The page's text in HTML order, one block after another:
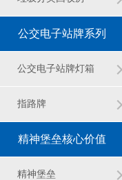
公交电子站牌系列
公交电子站牌灯箱
指路牌
精神堡垒核心价值
观雕塑
精神堡垒